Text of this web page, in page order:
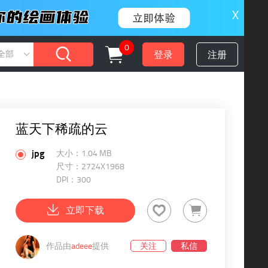
X
部
0
登录 注册
蓝天下稀疏的云
jpg
大小：1.04 MB
尺寸：2724X1968
DPI：300
立即下载
作品由adeee提供 关注 私信